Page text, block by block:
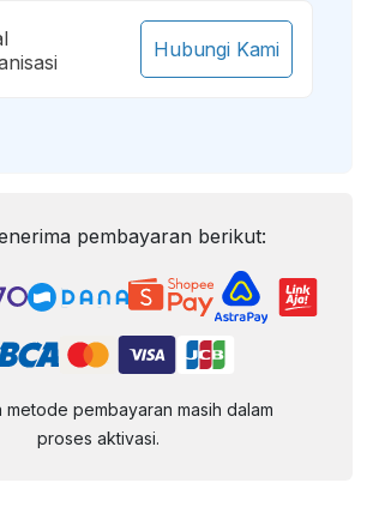
Hubungi Kami
pembayaran berikut:
pembayaran masih dalam
proses aktivasi.